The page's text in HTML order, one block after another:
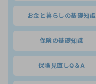
お金と暮らしの基礎知識
保険の基礎知識
保険見直しQ＆A